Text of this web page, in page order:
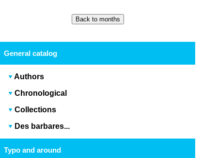
General catalog
Authors
Chronological
Collections
Des barbares...
Typo and around